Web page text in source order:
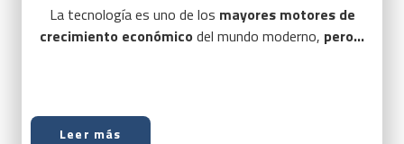
La tecnología es uno de los mayores motores de
crecimiento económico del mundo moderno, pero...
Leer más